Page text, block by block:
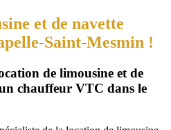
et de navette
Saint-Mesmin !
de limousine et de
chauffeur VTC dans le